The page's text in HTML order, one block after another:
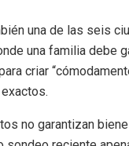
una de las seis
una familia debe
criar
no garantizan